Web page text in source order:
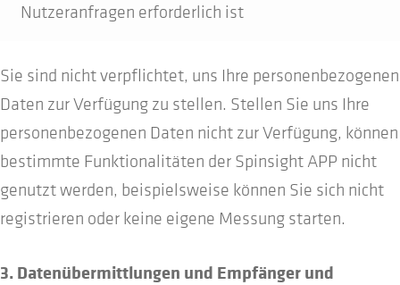
Nutzeranfragen erforderlich ist
Sie sind nicht verpflichtet, uns Ihre personenbezogenen
Daten zur Verfügung zu stellen. Stellen Sie uns Ihre
personenbezogenen Daten nicht zur Verfügung, können
bestimmte Funktionalitäten der Spinsight APP nicht
genutzt werden, beispielsweise können Sie sich nicht
registrieren oder keine eigene Messung starten.
3. Datenübermittlungen und Empfänger und